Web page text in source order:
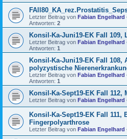
Letzter Beitrag von Fabian Engelhard
Antworten: 2
Konsil-Ka-Juni19-EK Fall 109,
Letzter Beitrag von Fabian Engelhard
Antworten: 1
Konsil-Ka-Juni19-EK Fall
polyzystische
Letzter Beitrag von Fabian Engelhard
Antworten: 1
Konsil-Ka-Sept19-EK Fall 112,
Letzter Beitrag von Fabian Engelhard
Konsil-Ka-Sept19-EK Fall 111,
Fingerpolyarthrose
Letzter Beitrag von Fabian Engelhard